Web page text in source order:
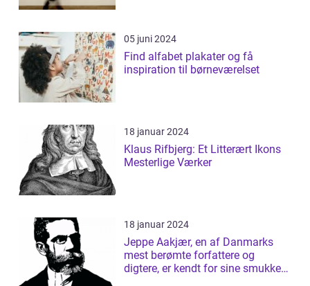
05 juni 2024
Find alfabet plakater og få
inspiration til børneværelset
18 januar 2024
Klaus Rifbjerg: Et Litterært Ikons
Mesterlige Værker
18 januar 2024
Jeppe Aakjær, en af Danmarks
mest berømte forfattere og
digtere, er kendt for sine smukke